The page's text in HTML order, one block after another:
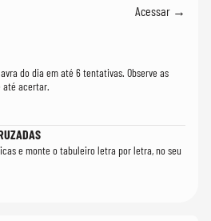
Acessar →
do dia em até 6 tentativas. Observe as
até acertar.
e monte o tabuleiro letra por letra, no seu